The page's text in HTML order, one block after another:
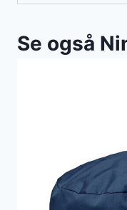
Se også